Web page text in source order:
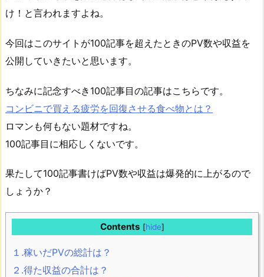
け！と言われますよね。
今回はこのサイトが100記事を超えたときのPV数や収益を
公開していきたいと思います。
ちなみに記念すべき100記事目の記事はこちらです。
コンビニで買える疲労を回復させる食べ物とは？
ロマンも何もない題材ですね。
100記事目に相応しくないです。
果たして100記事書けばPV数や収益は爆発的に上がるので
しょうか？
Contents [hide]
１.稼いだPVの総計は？
２.得た収益の合計は？